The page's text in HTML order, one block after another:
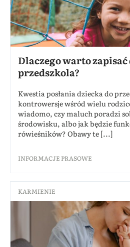
Dlaczego warto zapisać
przedszkola?
Kwestia posłania dziecka do
kontrowersje wśród wielu
wiadomo, czy maluch poradzi
środowisku, albo jak będzie
rówieśników? Obawy te [...]
INFORMACJE PRASOWE
KARMIENIE